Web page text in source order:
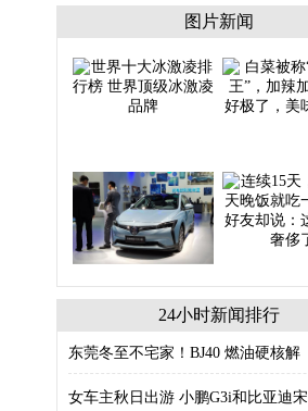
图片新闻
24小时新闻排行
东莞冬至不宅家！BJ40 燃油硬核解
女车主秋日出游 小鹏G3i和比亚迪宋